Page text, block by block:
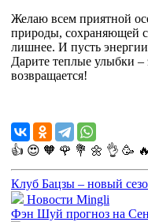
Желаю всем приятной
природы, сохраняющей
лишнее. И пусть
Дарите теплые улыбки –
возвращается!
👍 😍 🧡 🌹 💐 🌼 👌 🥳 🔥
Клуб Бацзы – новый
Новости Mingli
Фэн Шуй прогноз на